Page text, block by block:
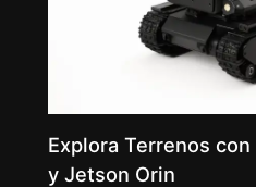
Explora Terrenos con
y Jetson Orin